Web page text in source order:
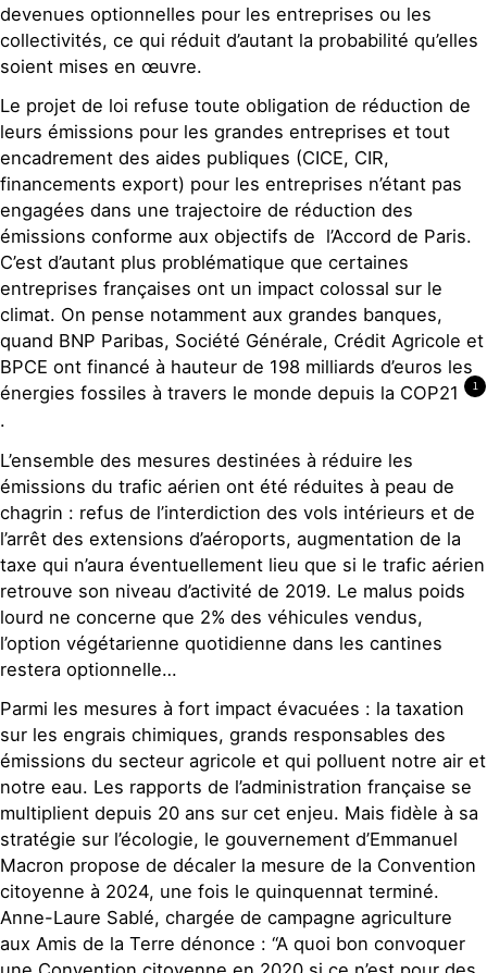
devenues optionnelles pour les entreprises ou les
collectivités, ce qui réduit d’autant la probabilité qu’elles
soient mises en œuvre.
Le projet de loi refuse toute obligation de réduction de
leurs émissions pour les grandes entreprises et tout
encadrement des aides publiques (CICE, CIR,
financements export) pour les entreprises n’étant pas
engagées dans une trajectoire de réduction des
émissions conforme aux objectifs de l’Accord de Paris.
C’est d’autant plus problématique que certaines
entreprises françaises ont un impact colossal sur le
climat. On pense notamment aux grandes banques,
quand BNP Paribas, Société Générale, Crédit Agricole et
BPCE ont financé à hauteur de 198 milliards d’euros les
énergies fossiles à travers le monde depuis la COP21
1
.
L’ensemble des mesures destinées à réduire les
émissions du trafic aérien ont été réduites à peau de
chagrin : refus de l’interdiction des vols intérieurs et de
l’arrêt des extensions d’aéroports, augmentation de la
taxe qui n’aura éventuellement lieu que si le trafic aérien
retrouve son niveau d’activité de 2019. Le malus poids
lourd ne concerne que 2% des véhicules vendus,
l’option végétarienne quotidienne dans les cantines
restera optionnelle…
Parmi les mesures à fort impact évacuées : la taxation
sur les engrais chimiques, grands responsables des
émissions du secteur agricole et qui polluent notre air et
notre eau. Les rapports de l’administration française se
multiplient depuis 20 ans sur cet enjeu. Mais fidèle à sa
stratégie sur l’écologie, le gouvernement d’Emmanuel
Macron propose de décaler la mesure de la Convention
citoyenne à 2024, une fois le quinquennat terminé.
Anne-Laure Sablé, chargée de campagne agriculture
aux Amis de la Terre dénonce : “A quoi bon convoquer